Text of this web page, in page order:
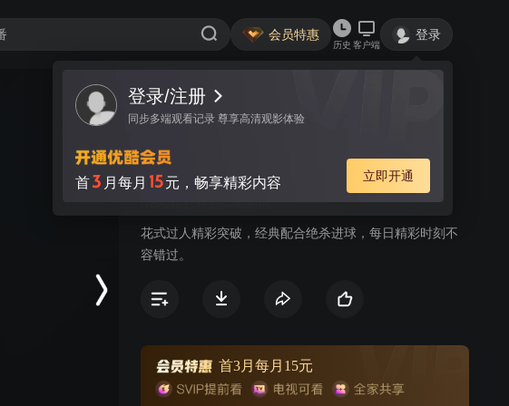
会员特惠
历史 客户端
登录
登录/注册
同步多端观看记录 尊享高清观影体验
首3 月每月 15元，畅享精彩内容 立即开通
视频 讨论
NBA每日最佳时刻
NBA/精彩时刻高燃瞬间
花式过人精彩突破，经典配合绝杀进球，每日精彩时刻不
容错过。
首3月每月15元